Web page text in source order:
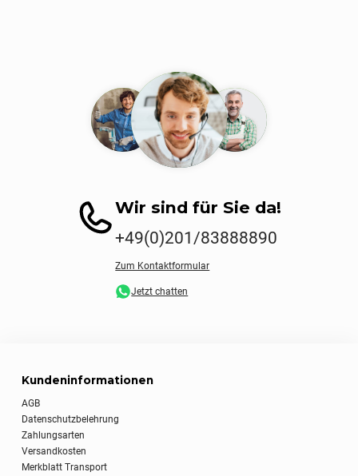
Wir sind für Sie da!
+49(0)201/83888890
Zum Kontaktformular
Jetzt chatten
Kundeninformationen
AGB
Datenschutzbelehrung
Zahlungsarten
Versandkosten
Merkblatt Transport